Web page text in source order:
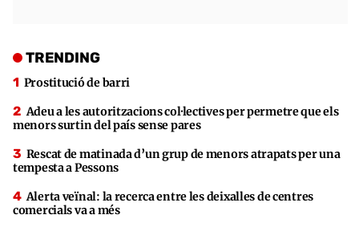
TRENDING
Prostitució de barri
Adeu a les autoritzacions col·lectives per permetre que els
menors surtin del país sense pares
Rescat de matinada d’un grup de menors atrapats per una
tempesta a Pessons
Alerta veïnal: la recerca entre les deixalles de centres
comercials va a més